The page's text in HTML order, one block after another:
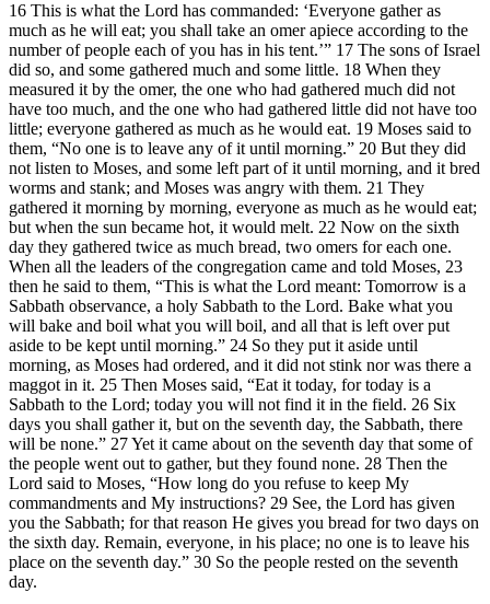
16 This is what the Lord has commanded: ‘Everyone gather as
much as he will eat; you shall take an omer apiece according to the
number of people each of you has in his tent.’” 17 The sons of Israel
did so, and some gathered much and some little. 18 When they
measured it by the omer, the one who had gathered much did not
have too much, and the one who had gathered little did not have too
little; everyone gathered as much as he would eat. 19 Moses said to
them, “No one is to leave any of it until morning.” 20 But they did
not listen to Moses, and some left part of it until morning, and it bred
worms and stank; and Moses was angry with them. 21 They
gathered it morning by morning, everyone as much as he would eat;
but when the sun became hot, it would melt. 22 Now on the sixth
day they gathered twice as much bread, two omers for each one.
When all the leaders of the congregation came and told Moses, 23
then he said to them, “This is what the Lord meant: Tomorrow is a
Sabbath observance, a holy Sabbath to the Lord. Bake what you
will bake and boil what you will boil, and all that is left over put
aside to be kept until morning.” 24 So they put it aside until
morning, as Moses had ordered, and it did not stink nor was there a
maggot in it. 25 Then Moses said, “Eat it today, for today is a
Sabbath to the Lord; today you will not find it in the field. 26 Six
days you shall gather it, but on the seventh day, the Sabbath, there
will be none.” 27 Yet it came about on the seventh day that some of
the people went out to gather, but they found none. 28 Then the
Lord said to Moses, “How long do you refuse to keep My
commandments and My instructions? 29 See, the Lord has given
you the Sabbath; for that reason He gives you bread for two days on
the sixth day. Remain, everyone, in his place; no one is to leave his
place on the seventh day.” 30 So the people rested on the seventh
day.